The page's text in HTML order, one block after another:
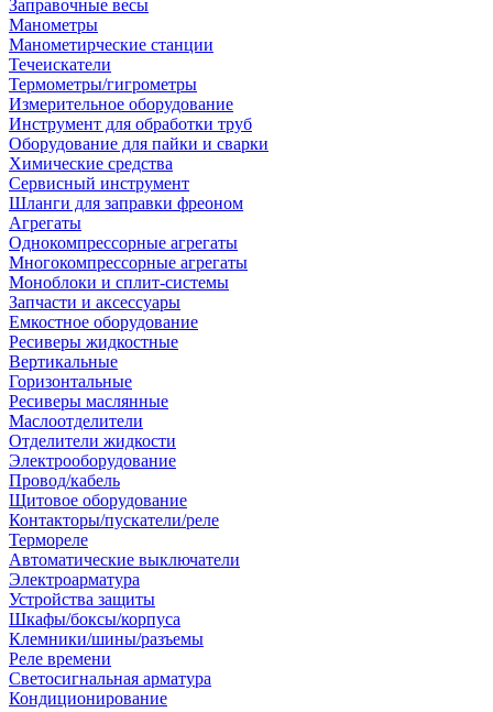
Заправочные весы
Манометры
Манометирческие станции
Течеискатели
Термометры/гигрометры
Измерительное оборудование
Инструмент для обработки труб
Оборудование для пайки и сварки
Химические средства
Сервисный инструмент
Шланги для заправки фреоном
Агрегаты
Однокомпрессорные агрегаты
Многокомпрессорные агрегаты
Моноблоки и сплит-системы
Запчасти и аксессуары
Емкостное оборудование
Ресиверы жидкостные
Вертикальные
Горизонтальные
Ресиверы маслянные
Маслоотделители
Отделители жидкости
Электрооборудование
Провод/кабель
Щитовое оборудование
Контакторы/пускатели/реле
Термореле
Автоматические выключатели
Электроарматура
Устройства защиты
Шкафы/боксы/корпуса
Клемники/шины/разъемы
Реле времени
Светосигнальная арматура
Кондиционирование